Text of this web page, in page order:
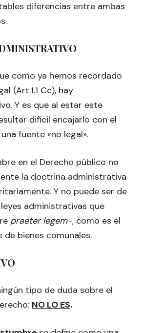
diferencias entre ambas
como ya hemos recordado
(Art.1.1 Cc), hay
Y es que al estar este
difícil encajarlo con el
fuente «no legal».
en el Derecho público no
la doctrina administrativa
Y no puede ser de
administrativas que
praeter legem-, como es el
bienes comunales.
tipo de duda sobre el
NO LO ES.